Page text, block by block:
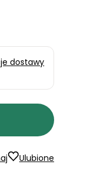
dostawy
Ulubione